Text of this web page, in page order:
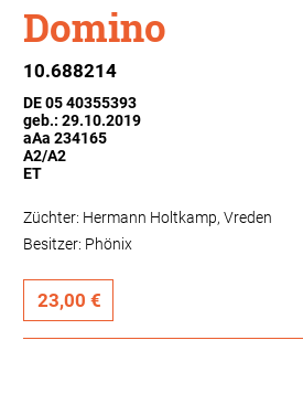
Domino
10.688214
DE 05 40355393
geb.: 29.10.2019
aAa 234165
A2/A2
ET
Züchter: Hermann Holtkamp, Vreden
Besitzer: Phönix
23,00 €